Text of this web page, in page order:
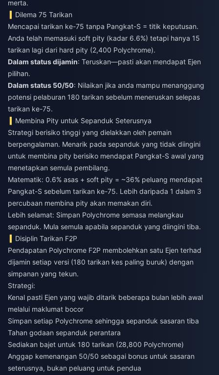
merta.
Dilema 75 Tarikan
Mencapai tarikan ke-75 tanpa Pangkat-S = titik keputusan.
Anda telah memasuki soft pity (kadar 6.6%) tetapi hanya 15
tarikan lagi dari hard pity (2,400 Polychrome).
Dalam status dijamin: Teruskan—pasti akan mendapat Ejen
pilihan.
Dalam status 50/50: Nilaikan jika anda mampu menanggung
potensi pelaburan 180 tarikan sebelum meneruskan selepas
tarikan ke-75.
Membina Pity untuk Sepanduk Seterusnya
Strategi berisiko tinggi yang dielakkan oleh pemain
berpengalaman. Menarik pada sepanduk yang tidak diingini
untuk membina pity berisiko mendapat Pangkat-S awal yang
menetapkan semula pembilang.
Matematik: 0.6% asas + soft pity = ~36% peluang mendapat
Pangkat-S sebelum tarikan ke-75. Lebih daripada 1 dalam 3
percubaan membina pity akan memakan diri.
Lebih selamat: Simpan Polychrome semasa melangkau
sepanduk. Mula semula apabila sepanduk yang diingini tiba.
Disiplin Tarikan F2P
Pendapatan Polychrome F2P membolehkan satu Ejen terhad
dijamin setiap versi (180 tarikan kes paling buruk) dengan
simpanan yang tekun.
Strategi:
Kenal pasti Ejen yang wajib ditarik beberapa bulan lebih awal
melalui maklumat bocor
Simpan setiap Polychrome sehingga sepanduk sasaran tiba
Tahan godaan sepanduk perantara
Sediakan bajet untuk 180 tarikan (28,800 Polychrome)
Anggap kemenangan 50/50 sebagai bonus untuk sasaran
seterusnya, bukan peluang untuk pendua